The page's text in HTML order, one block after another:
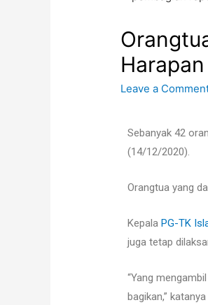
Leave a
Sebanyak 42
(14/12/2020).
Orangtua yang
KepalaPG-TK
juga tetap
“Yang
bagikan,”